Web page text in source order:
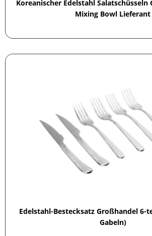
Koreanischer Edelstahl Salatschüsseln
Mixing Bowl Lieferant
Edelstahl-Bestecksatz Großhandel 6-
Gabeln)